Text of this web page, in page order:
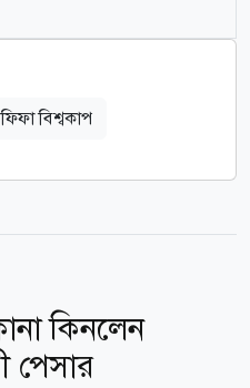
ফিফা বিশ্বকাপ
কিনলেন
পেসার